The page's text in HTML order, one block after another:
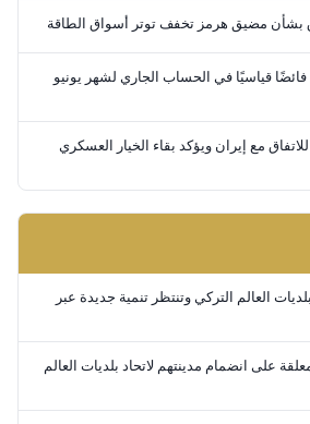
مضيق هرمز تخفف توتر أسواق الطاقة
فائضًا قياسيًا في الحساب الجاري لشهر يونيو
مع إيران ويؤكد بقاء الخيار العسكري
العالم التركي وتنتظر تنمية جديدة عبر
على انضمام مدينتهم لاتحاد بلديات العالم